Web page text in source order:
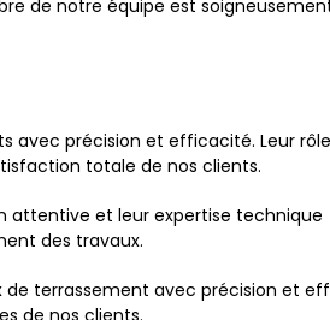
de notre équipe est
avec précision et efficacité. Leur rôle
totale de nos clients.
attentive et leur expertise technique
des travaux.
de terrassement avec précision et
de nos clients.